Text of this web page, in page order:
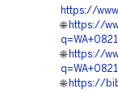
https://
🌐 https://
🌐 https://
🌐 https://